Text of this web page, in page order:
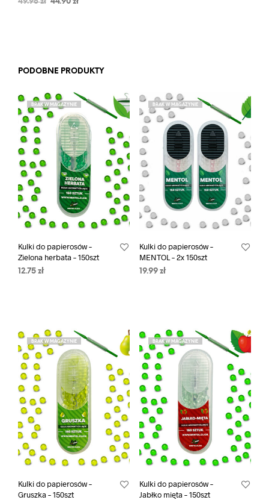
5.00
PODOBNE PRODUKTY
BRAK W MAGAZYNIE
Kulki do papierosów –
Zielona herbata – 150szt
12.75 zł
BRAK W MAGAZYNIE
Kulki do papierosów –
MENTOL – 2x 150szt
19.99 zł
BRAK W MAGAZYNIE
Kulki do papierosów –
Gruszka – 150szt
BRAK W MAGAZYNIE
Kulki do papierosów –
Jabłko mięta – 150szt